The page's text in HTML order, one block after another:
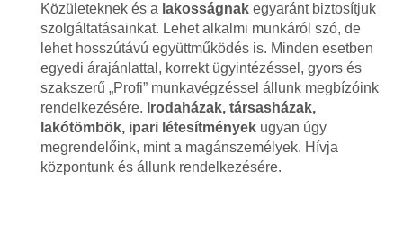
Közületeknek és a lakosságnakegyaránt biztosítjuk
szolgáltatásainkat. Lehet alkalmi munkáról szó, de
lehet hosszútávú együttműködés is. Minden esetben
egyedi árajánlattal, korrekt ügyintézéssel, gyors és
szakszerű „Profi” munkavégzéssel állunk megbízóink
rendelkezésére. Irodaházak, társasházak,
lakótömbök, ipari létesítményekugyan úgy
megrendelőink, mint a magánszemélyek. Hívja
központunk és állunk rendelkezésére.